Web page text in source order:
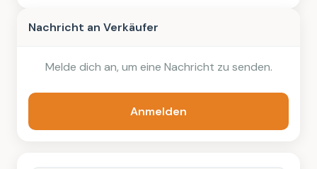
Nachricht an Verkäufer
Melde dich an, um eine Nachricht zu senden.
Anmelden